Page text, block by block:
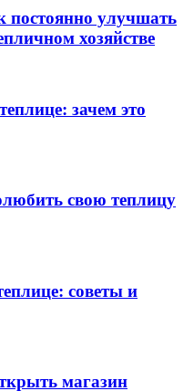
постоянно улучшать
хозяйстве
зачем это
свою теплицу
советы и
магазин